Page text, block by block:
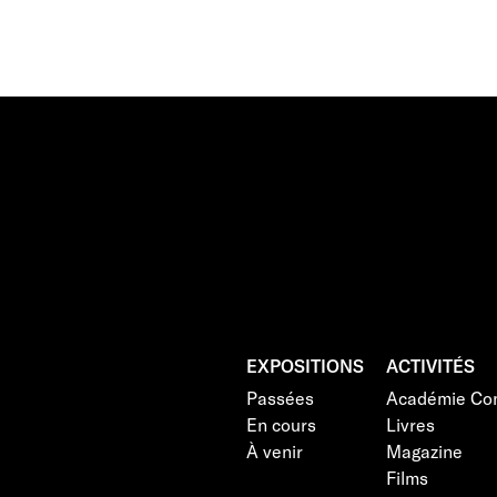
EXPOSITIONS
Passées
En cours
À venir
ACTIVITÉS
Académie
Livres
Magazine
Films